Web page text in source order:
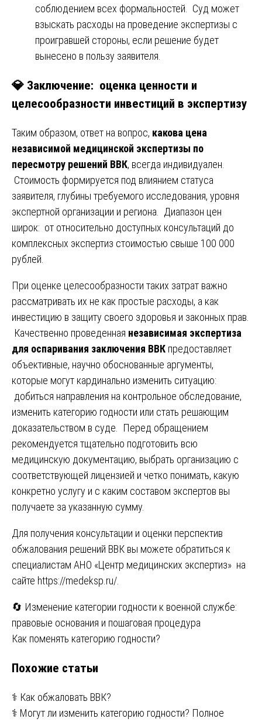
соблюдением всех формальностей. Суд может
взыскать расходы на проведение экспертизы с
проигравшей стороны, если решение будет
вынесено в пользу заявителя.
💎 Заключение: оценка ценности и
целесообразности инвестиций в экспертизу
Таким образом, ответ на вопрос, какова цена
независимой медицинской экспертизы по
пересмотру решений ВВК, всегда индивидуален.
Стоимость формируется под влиянием статуса
заявителя, глубины требуемого исследования, уровня
экспертной организации и региона. Диапазон цен
широк: от относительно доступных консультаций до
комплексных экспертиз стоимостью свыше 100 000
рублей.
При оценке целесообразности таких затрат важно
рассматривать их не как простые расходы, а как
инвестицию в защиту своего здоровья и законных прав.
Качественно проведенная независимая экспертиза
для оспаривания заключения ВВК предоставляет
объективные, научно обоснованные аргументы,
которые могут кардинально изменить ситуацию:
добиться направления на контрольное обследование,
изменить категорию годности или стать решающим
доказательством в суде. Перед обращением
рекомендуется тщательно подготовить всю
медицинскую документацию, выбрать организацию с
соответствующей лицензией и четко понимать, какую
конкретно услугу и с каким составом экспертов вы
получаете за указанную сумму.
Для получения консультации и оценки перспектив
обжалования решений ВВК вы можете обратиться к
специалистам АНО «Центр медицинских экспертиз» на
сайте https://medeksp.ru/
Навигация
по
🔄 Изменение категории годности к военной службе:
правовые основания и пошаговая процедура
Как поменять категорию годности?
Похожие статьи
⚕️ Как обжаловать ВВК?
⚕️ Могут ли изменить категорию годности? Полное